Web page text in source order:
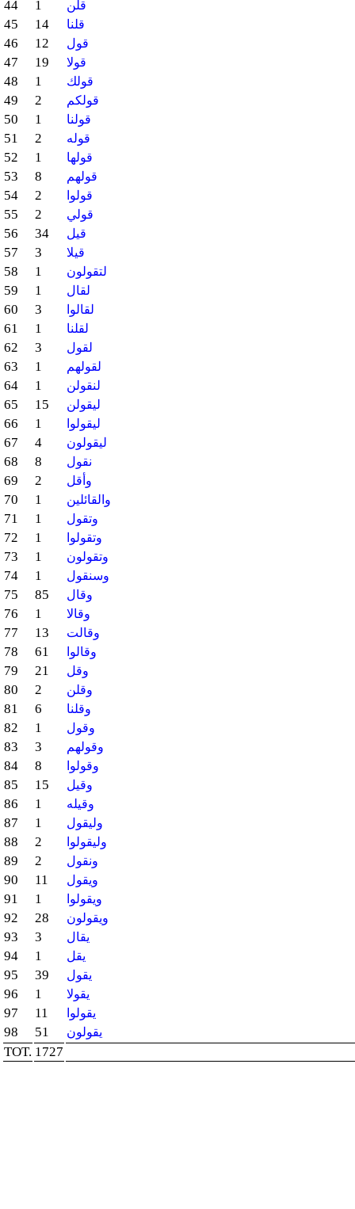
44 1 قلن
45 14 قلنا
46 12 قول
47 19 قولا
48 1 قولك
49 2 قولكم
50 1 قولنا
51 2 قوله
52 1 قولها
53 8 قولهم
54 2 قولوا
55 2 قولي
56 34 قيل
57 3 قيلا
58 1 لتقولون
59 1 لقال
60 3 لقالوا
61 1 لقلنا
62 3 لقول
63 1 لقولهم
64 1 لنقولن
65 15 ليقولن
66 1 ليقولوا
67 4 ليقولون
68 8 نقول
69 2 وأقل
70 1 والقائلين
71 1 وتقول
72 1 وتقولوا
73 1 وتقولون
74 1 وسنقول
75 85 وقال
76 1 وقالا
77 13 وقالت
78 61 وقالوا
79 21 وقل
80 2 وقلن
81 6 وقلنا
82 1 وقول
83 3 وقولهم
84 8 وقولوا
85 15 وقيل
86 1 وقيله
87 1 وليقول
88 2 وليقولوا
89 2 ونقول
90 11 ويقول
91 1 ويقولوا
92 28 ويقولون
93 3 يقال
94 1 يقل
95 39 يقول
96 1 يقولا
97 11 يقولوا
98 51 يقولون
TOT. 1727